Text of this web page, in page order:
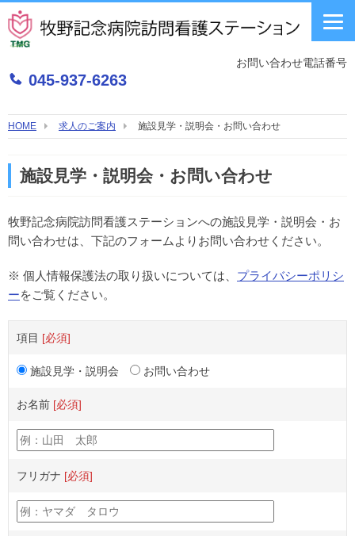
Skip
to
content
お問い合わせ電話番号
045-937-6263
HOME 求人のご案内 施設見学・説明会・お問い合わせ
施設見学・説明会・お問い合わせ
牧野記念病院訪問看護ステーションへの施設見学・説明会・お
問い合わせは、下記のフォームよりお問い合わせください。
※ 個人情報保護法の取り扱いについては、 プライバシーポリシ
ーをご覧ください。
項目 [必須]
施設見学・説明会 お問い合わせ
お名前 [必須]
フリガナ [必須]